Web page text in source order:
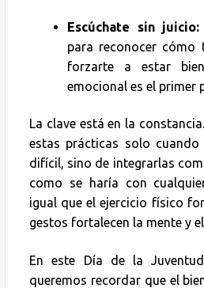
Escúchate sin juicio:
para reconocer cómo
forzarte a estar
emocional es el primer
La clave está en la
estas prácticas solo
difícil, sino de integrarlas
como se haría con
igual que el ejercicio físico
gestos fortalecen la mente y
En este Día de la
queremos recordar que el